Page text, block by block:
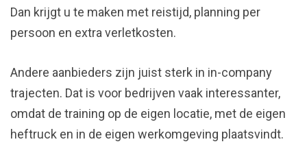
Dan krijgt u te maken met reistijd, planning per
persoon en extra verletkosten.
Andere aanbieders zijn juist sterk in in-company
trajecten. Dat is voor bedrijven vaak interessanter,
omdat de training op de eigen locatie, met de eigen
heftruck en in de eigen werkomgeving plaatsvindt.